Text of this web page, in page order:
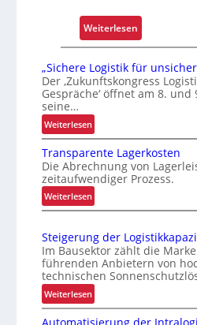
c
t
s
f
f
r
l
e
n
Weiterlesen
K
o
m
m
s
i
o
i
r
u
n
u
„Sichere Logistik für
Der ‚Zukunftskongress
Gespräche‘ öffnet am 8.
seine…
Weiterlesen:
„
S
i
c
h
e
e
L
o
g
i
s
Transparente Lagerkosten
Die Abrechnung von
zeitaufwendiger Prozess.
Weiterlesen:
T
a
n
s
p
a
Steigerung der
Im Bausektor zählt die
führenden Anbietern von
technischen
Weiterlesen:
S
Automatisierung der